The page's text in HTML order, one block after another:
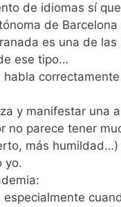
de idiomas sí
de
es una de
ese tipo…
y manifestar una
no parece tener
más
yo.